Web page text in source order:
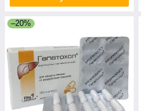
–20%